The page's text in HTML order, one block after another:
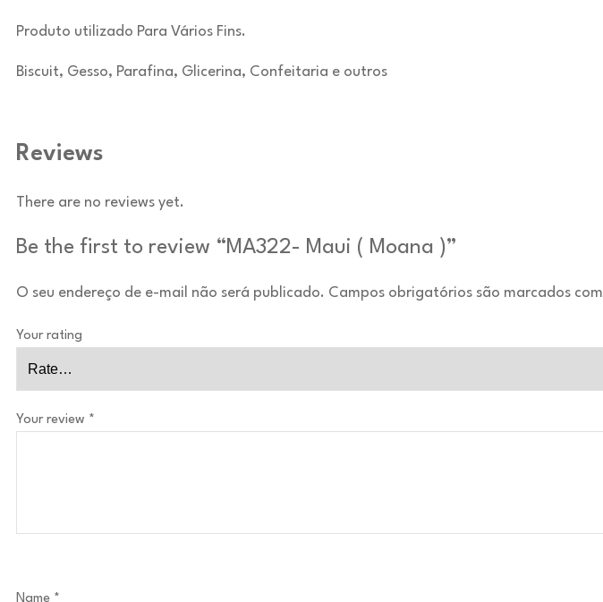
Produto utilizado Para Vários Fins.
Biscuit, Gesso, Parafina, Glicerina, Confeitaria e outros
Reviews
There are no reviews yet.
Be the first to review “MA322- Maui ( Moana )”
O seu endereço de e-mail não será publicado. Campos obrigatórios são marcados com
Your rating
Your review *
Name *